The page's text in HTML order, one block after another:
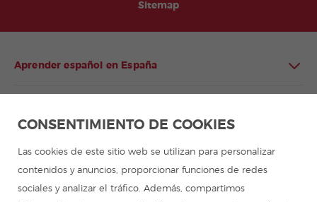
Sitemap
Aprender español en España
Campamentos de verano
CONSENTIMIENTO DE COOKIES
Las cookies de este sitio web se utilizan para personalizar
contenidos y anuncios, proporcionar funciones de redes
sociales y analizar el tráfico. Además, compartimos